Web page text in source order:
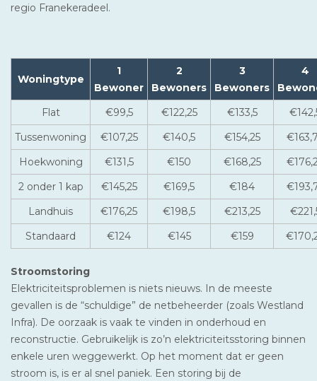
regio Franekeradeel.
Woningtype
1
Bewoner
2
Bewoners
3
Bewoners
4
Flat
€99,5 €122,25 €133,5
Tussenwoning
€107,25 €140,5 €154,25
Hoekwoning
€131,5 €150 €168,25
2 onder 1 kap
€145,25 €169,5 €184
Landhuis
€176,25 €198,5 €213,25
Standaard
€124 €145 €159
Stroomstoring
Elektriciteitsproblemen is niets nieuws. In de meeste
gevallen is de “schuldige” de netbeheerder (zoals Westland
Infra). De oorzaak is vaak te vinden in onderhoud en
reconstructie. Gebruikelijk is zo’n elektriciteitsstoring binnen
enkele uren weggewerkt. Op het moment dat er geen
stroom is, is er al snel paniek. Een storing bij de